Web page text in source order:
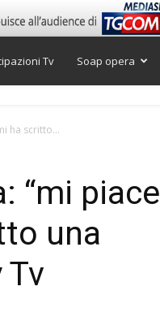
Tv Soap opera
ha scritto...
“mi piace
una
Tv